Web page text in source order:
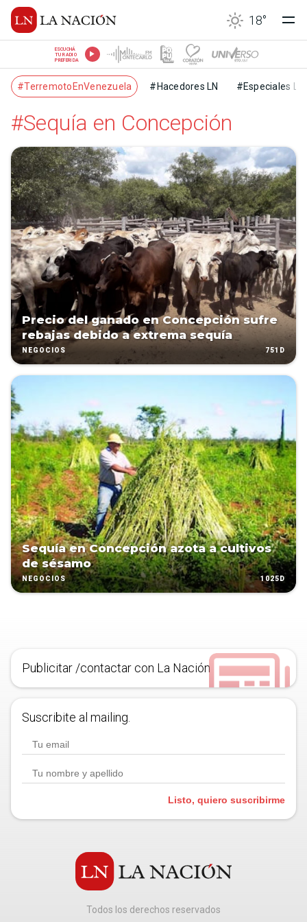
18°
ESCUCHÁ
TU RADIO
PREFERIDA
#TerremotoEnVenezuela #Hacedores LN #Especiales LN
#Sequía en Concepción
Precio del ganado en Concepción sufre
rebajas debido a extrema sequía
NEGOCIOS 751D
Sequía en Concepción azota a cultivos
de sésamo
NEGOCIOS 1025D
Publicitar /contactar con La Nación
Suscribite al mailing.
Listo, quiero suscribirme
Todos los derechos reservados